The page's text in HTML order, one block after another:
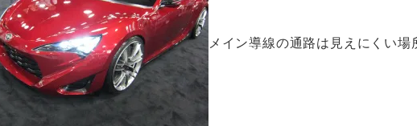
メイン導線の通路は見えにくい場